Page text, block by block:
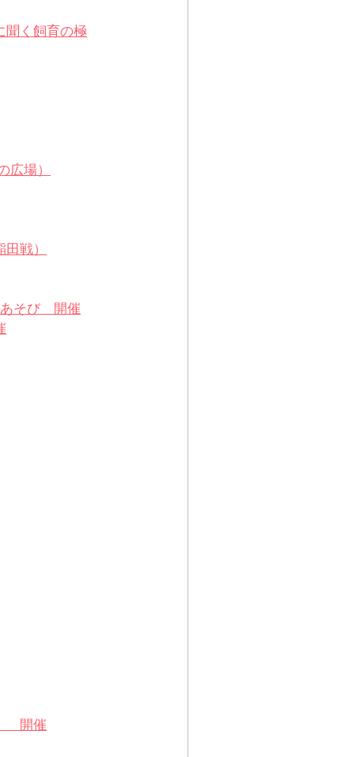
聞く飼育の極
広場）
戦）
そび　開催
　開催